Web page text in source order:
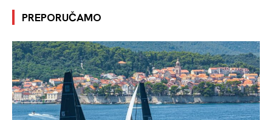
PREPORUČAMO